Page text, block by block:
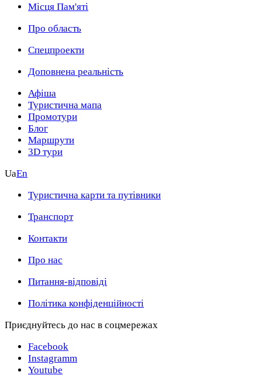
Місця Пам'яті
Про область
Спецпроекти
Доповнена реальність
Афіша
Туристична мапа
Промотури
Блог
Маршрути
3D тури
UaEn
Туристична карти та путівники
Транспорт
Контакти
Про нас
Питання-відповіді
Політика конфіденційності
Приєднуйтесь до нас в соцмережах
Facebook
Instagramm
Youtube